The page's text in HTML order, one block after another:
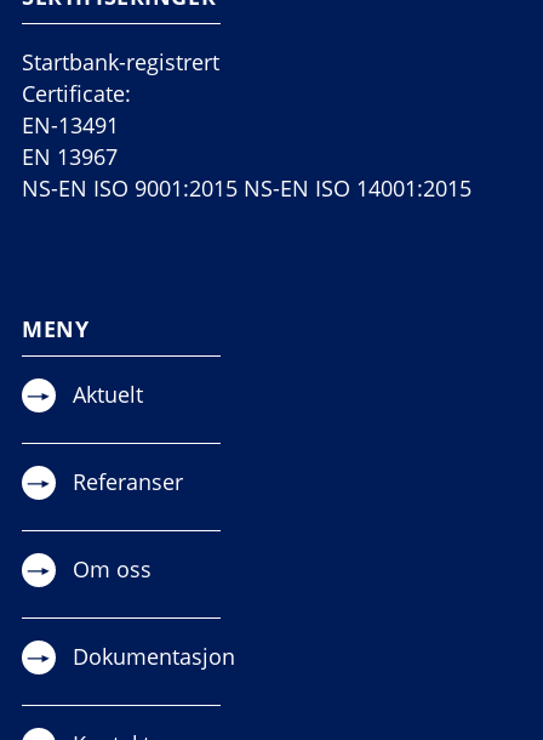
Startbank-registrert
Certificate:
EN-13491
EN 13967
NS-EN ISO 9001:2015 NS-EN ISO 14001:2015
MENY
Aktuelt
Referanser
Om oss
Dokumentasjon